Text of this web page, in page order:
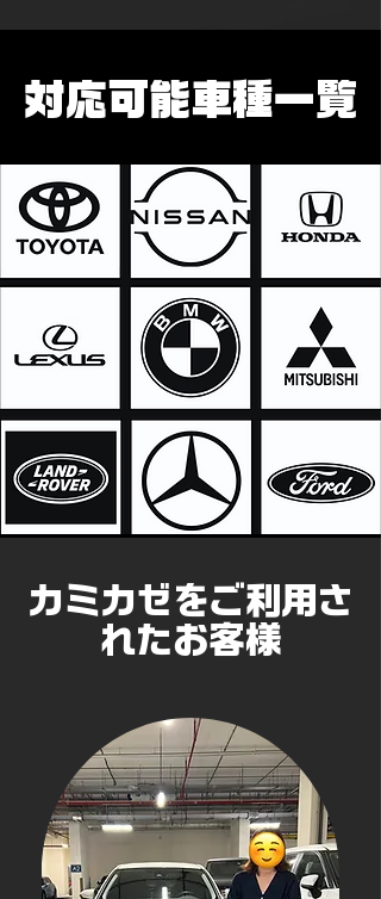
​対応可能車種一覧
​カミカゼをご利用さ
れたお客様